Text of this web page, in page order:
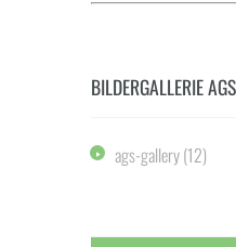
BILDERGALLERIE
ags-gallery(12)